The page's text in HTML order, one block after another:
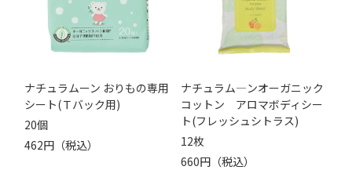
ナチュラムーン おりもの専用
シート(Ｔバック用)
20個
462円（税込）
ナチュラム―ンオーガニック
コットン アロマボディシー
ト(フレッシュシトラス)
12枚
660円（税込）